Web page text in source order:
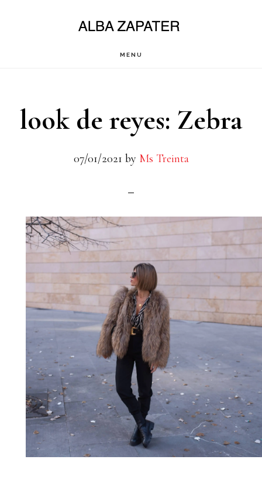
MENU
look de reyes: Zebra
07/01/2021 by Ms Treinta